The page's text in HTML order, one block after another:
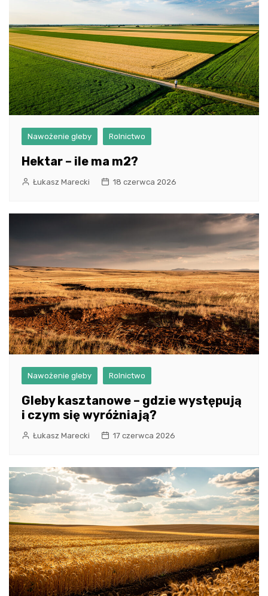
Nawożenie gleby Rolnictwo
Hektar – ile ma m2?
Łukasz Marecki 18 czerwca 2026
Nawożenie gleby Rolnictwo
Gleby kasztanowe – gdzie występują
i czym się wyróżniają?
Łukasz Marecki 17 czerwca 2026